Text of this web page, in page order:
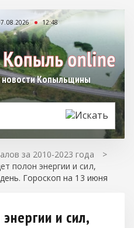
12:48
Копыльщины
за 2010-2023 года
>
полон энергии и сил,
Гороскоп на 13 июня
и сил,